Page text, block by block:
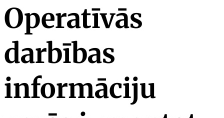
Operatīvās
darbības
informāciju